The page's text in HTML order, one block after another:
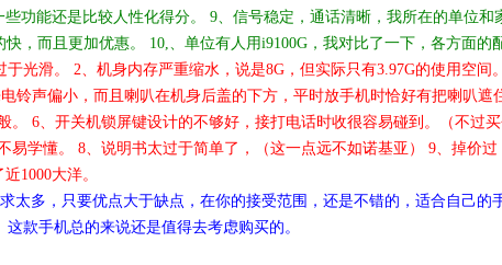
功能还是比较人性化得分。 9、信号稳定，通话清晰，我所在的单位和
，而且更加优惠。 10,、单位有人用i9100G，我对比了一下，各方面的
光滑。 2、机身内存严重缩水，说是8G，但实际只有3.97G的使用空间
铃声偏小，而且喇叭在机身后盖的下方，平时放手机时恰好有把喇叭遮
。 6、开关机锁屏键设计的不够好，接打电话时收很容易碰到。（不过
易学懂。 8、说明书太过于简单了，（这一点远不如诺基亚） 9、掉价过
1000大洋。
太多，只要优点大于缺点，在你的接受范围，还是不错的，适合自己的
款手机总的来说还是值得去考虑购买的。